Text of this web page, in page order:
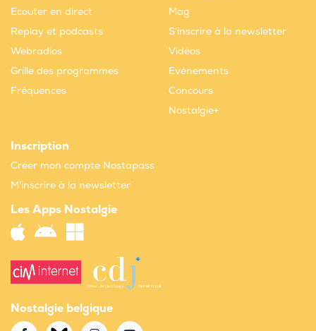
Ecouter en direct
Replay et podcasts
Webradios
Grille des programmes
Fréquences
Mag
S'inscrire à la newsletter
Vidéos
Evènements
Concours
Nostalgie+
Inscription
Créer mon compte Nostapass
M'inscrire à la newsletter
Les Apps Nostalgie
Nostalgie belgique